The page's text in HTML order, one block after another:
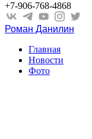
+7-906-768-4868
Роман Данилин
Главная
Новости
Фото